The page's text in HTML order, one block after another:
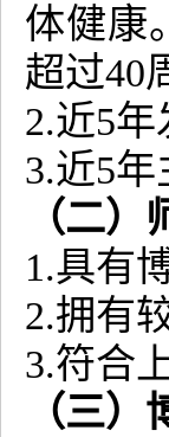
体健康
超过40
2.近5
3.近5
（二
1.具有
2.拥有
3.符合
（三